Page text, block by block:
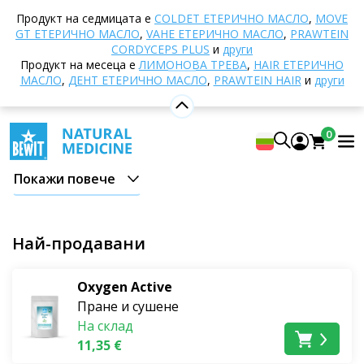
Продукт на седмицата е COLDET EТЕРИЧНО МАСЛО, MOVE
GT ЕТЕРИЧНО МАСЛО, VAHE ЕТЕРИЧНО МАСЛО, PRAWTEIN
CORDYCEPS PLUS и други
Продукт на месеца еЛИМОНОВА ТРЕВА, HAIR ЕТЕРИЧНО
МАСЛО, ДЕНТ ЕТЕРИЧНО МАСЛО, PRAWTEIN HAIRи други
0
чистота
Почистване и чистота
Използвате почистващи препарати в целия дом, от
кухнята до банята и детската стая. Техните
остатъци остават по повърхностите, с които
влизате в контакт всеки ден. Ето защо е важно да
знаете от какво са направени. Продуктите BEWIT за
си.
Течни сапуни
Кастилски течен сапун
е направен по традиционен
метод на осапунване от растителни масла.
Покажи повече
Най-продавани
Oxygen Active
Пране и сушене
На склад
11,35 €